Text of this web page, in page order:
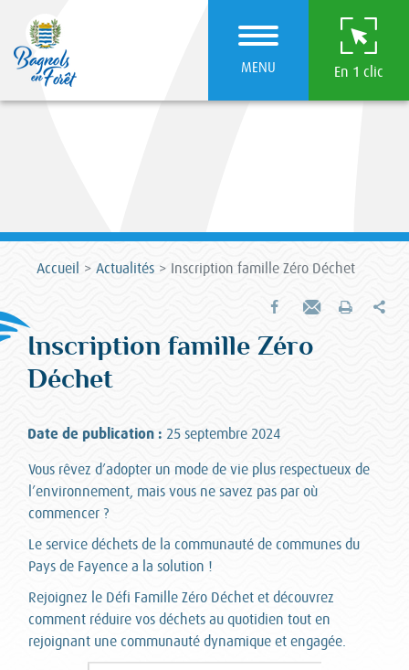
MENU En 1 clic
Accueil Actualités Inscription famille Zéro Déchet
Partager sur Facebook
Envoyer par e-mail
Imprimer
Inscription famille Zéro
Déchet
Date de publication : 25 septembre 2024
Vous rêvez d’adopter un mode de vie plus respectueux de
l’environnement, mais vous ne savez pas par où
commencer ?
Le service déchets de la communauté de communes du
Pays de Fayence a la solution !
Rejoignez le Défi Famille Zéro Déchet et découvrez
comment réduire vos déchets au quotidien tout en
rejoignant une communauté dynamique et engagée.